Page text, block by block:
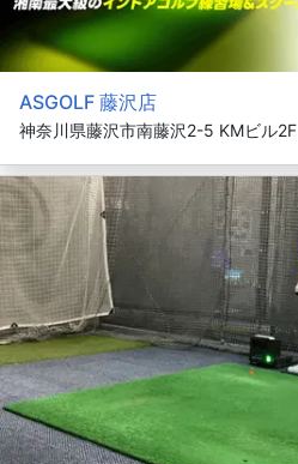
ASGOLF 藤沢店
神奈川県藤沢市南藤沢2-5 KMビル2F